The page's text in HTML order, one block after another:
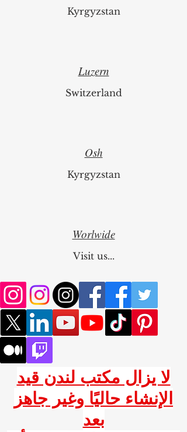
Kyrgyzstan
Luzern
Switzerland
Osh
Kyrgyzstan
Worlwide
Visit us...
لا يزال مكتب لندن قيد
الإنشاء حاليًا وغير جاهز
بعد